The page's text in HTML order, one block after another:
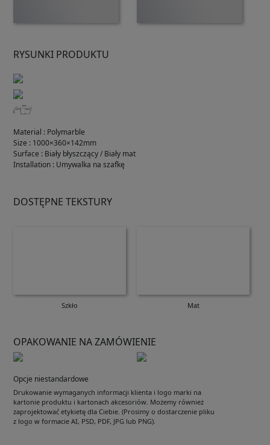
RYSUNKI PRODUKTU
Material : Polymarble
Size : 1000×360×142mm
Surface : Biały błyszczący / Biały mat
Installation : Umywalka na szafkę
DOSTĘPNE TEKSTURY
Szkło Mat
OPAKOWANIE NA ZAMÓWIENIE
Opcje niestandardowe
Drukowanie wymaganych informacji klienta i logo marki na
kartonie produktu i kartonach akcesoriów. Możemy również
zaprojektować etykietę dla Ciebie. (Prosimy o dostarczenie pliku
z logo w formacie AI, PSD, PDF, JPG lub PNG).